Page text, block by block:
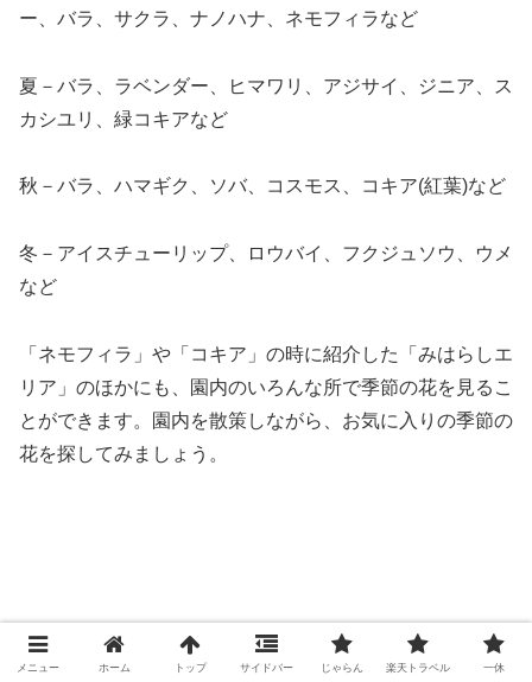
ー、バラ、サクラ、ナノハナ、ネモフィラなど
夏－バラ、ラベンダー、ヒマワリ、アジサイ、ジニア、ス
カシユリ、緑コキアなど
秋－バラ、ハマギク、ソバ、コスモス、コキア(紅葉)など
冬－アイスチューリップ、ロウバイ、フクジュソウ、ウメ
など
「ネモフィラ」や「コキア」の時に紹介した「みはらしエ
リア」のほかにも、園内のいろんな所で季節の花を見るこ
とができます。園内を散策しながら、お気に入りの季節の
花を探してみましょう。
メニュー ホーム トップ サイドバー じゃらん 楽天トラベル 一休